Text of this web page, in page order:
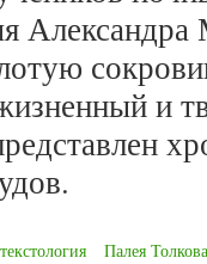
и
текстология Палея